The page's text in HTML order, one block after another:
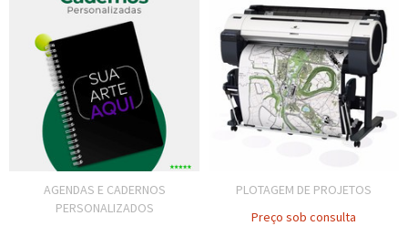
AGENDAS E CADERNOS
PERSONALIZADOS
PLOTAGEM DE PROJETOS
Preço sob consulta